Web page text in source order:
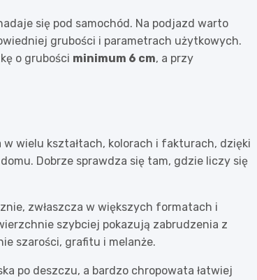
się pod samochód. Na podjazd warto
grubości i parametrach użytkowych.
o grubości minimum 6 cm, a przy
wielu kształtach, kolorach i fakturach, dzięki
Dobrze sprawdza się tam, gdzie liczy się
zwłaszcza w większych formatach i
szybciej pokazują zabrudzenia z
szarości, grafitu i melanże.
po deszczu, a bardzo chropowata łatwiej